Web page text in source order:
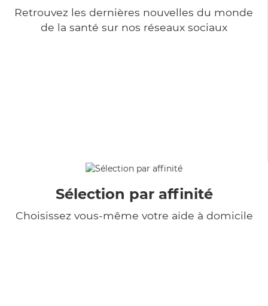
Retrouvez les dernières nouvelles du monde
de la santé sur nos réseaux sociaux
Sélection par affinité
Choisissez vous-même votre aide à domicile